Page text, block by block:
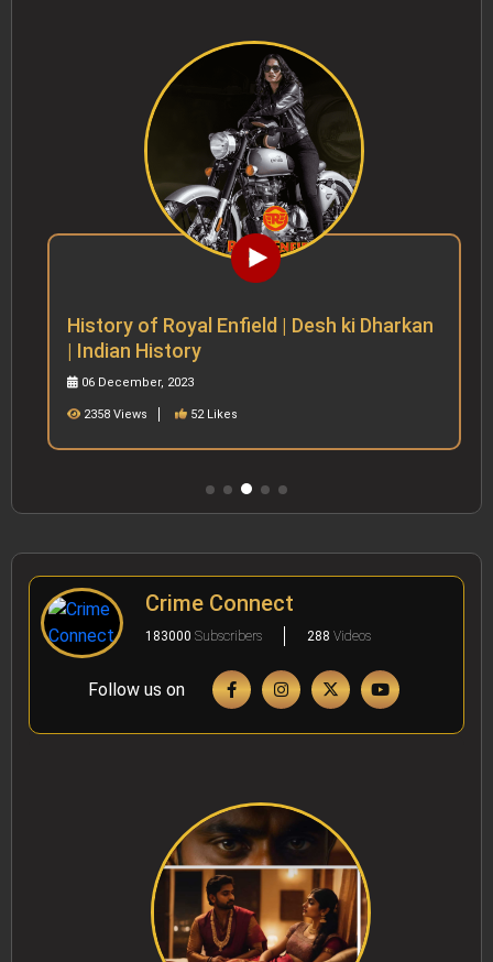
History of Royal Enfield | Desh ki Dharkan
| Indian History
06 December, 2023
2358 Views 52 Likes
Crime Connect
183000 Subscribers 288 Videos
Follow us on